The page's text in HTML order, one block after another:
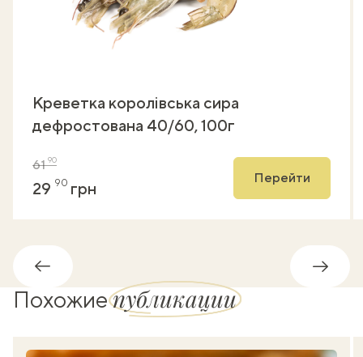
Креветка королівська сира
дефростована 40/60, 100г
6190
29 90 грн
Перейти
Обратно
Похожиепубликации